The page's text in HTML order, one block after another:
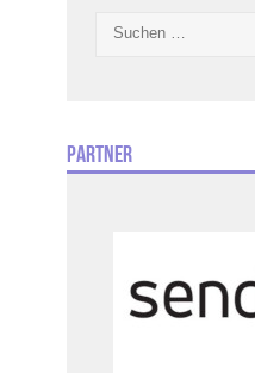
nach:
Partner